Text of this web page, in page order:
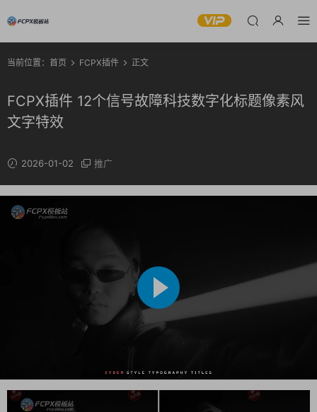
当前位置： 首页 FCPX插件 正文
FCPX插件 12个信号故障科技数字化标题像素风
文字特效
2026-01-02 推广